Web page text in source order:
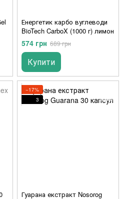
Енергетик карбо вуглеводи
BioTech CarboX (1000 г) лимон
574 грн 689 грн
Купити
−17%
3
Гуарана екстракт Nosorog